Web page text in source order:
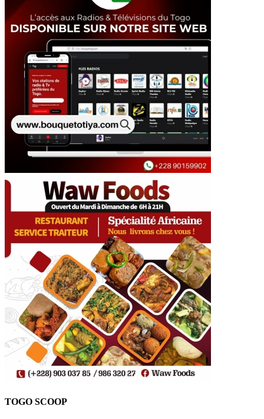
TOGO SCOOP